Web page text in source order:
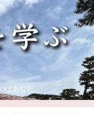
あなた。